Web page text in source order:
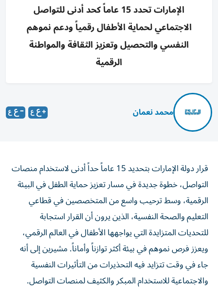
الإمارات تحدد 15 عاماً كحد أدنى للتواصل
الاجتماعي لحماية الأطفال رقمياً ودعم نموهم
النفسي والتحصيل وتعزيز الثقافة والمواطنة
الرقمية
محمد نعمان
قرار دولة الإمارات بتحديد 15 عاماً حداً أدنى لاستخدام منصات
التواصل، خطوة جديدة في مسار تعزيز حماية الطفل في البيئة
الرقمية، وسط ترحيب واسع من المتخصصين في قطاعي
التعليم والصحة النفسية، الذين يرون أن القرار استجابة
للتحديات المتزايدة التي يواجهها الأطفال في العالم الرقمي،
ويعزز فرص نموهم في بيئة أكثر توازناً وأماناً. مشيرين إلى أنه
جاء في وقت تتزايد فيه التحذيرات من التأثيرات النفسية
والاجتماعية للاستخدام المبكر والكثيف لمنصات التواصل.